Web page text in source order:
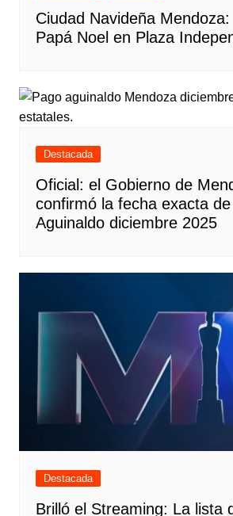
Ciudad Navideña
Papá Noel en Plaza
Destacada
Oficial: el Gobierno de
confirmó la fecha exacta
Aguinaldo diciembre 2025
Destacada
Brilló el Streaming: La lista